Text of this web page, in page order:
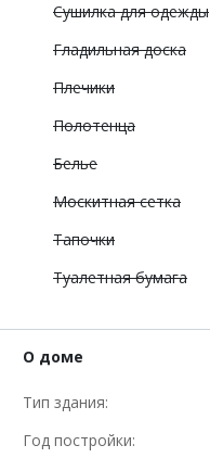
Сушилка для одежды
Гладильная доска
Плечики
Полотенца
Белье
Москитная сетка
Тапочки
Туалетная бумага
О доме
Тип здания:
Год постройки: